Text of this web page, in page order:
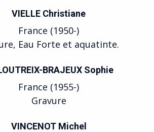
VIELLE Christiane
France (1950-)
Eau Forte et aquatinte.
BRAJEUX Sophie
France (1955-)
Gravure
VINCENOT Michel